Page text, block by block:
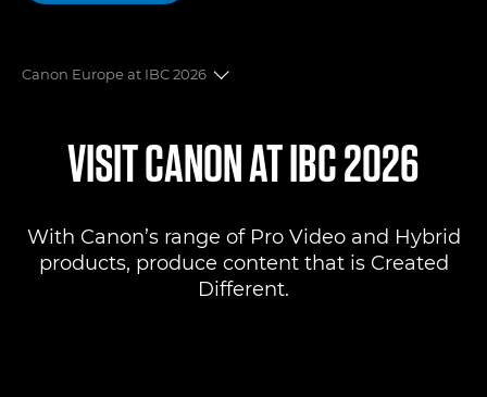
Canon Europe at IBC 2026
Products
Pro AV Solutions
VISIT CANON AT IBC 2026
With Canon’s range of Pro Video and Hybrid
products, produce content that is Created
Different.